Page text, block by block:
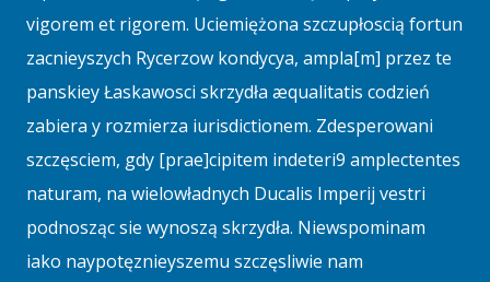
vigorem et rigorem. Uciemiężona szczupłoscią fortun
zacnieyszych Rycerzow kondycya, ampla[m] przez te
panskiey Łaskawosci skrzydła æqualitatis codzień
zabiera y rozmierza iurisdictionem. Zdesperowani
szczęsciem, gdy [prae]cipitem indeteri9 amplectentes
naturam, na wielowładnych Ducalis Imperij vestri
podnosząc sie wynoszą skrzydła. Niewspominam
iako naypotęznieyszemu szczęsliwie nam